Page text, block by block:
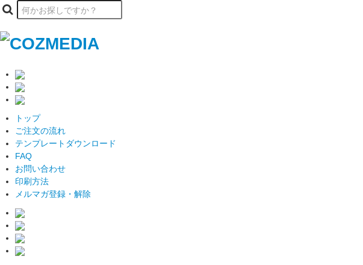
トップ
ご注文の流れ
テンプレートダウンロード
FAQ
お問い合わせ
印刷方法
メルマガ登録・解除